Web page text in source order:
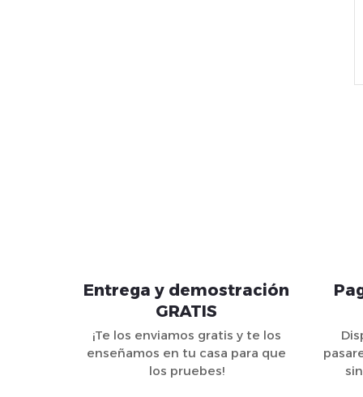
l
Entrega y demostración
GRATIS
¡Te los enviamos gratis y te los
enseñamos en tu casa para que
los pruebes!